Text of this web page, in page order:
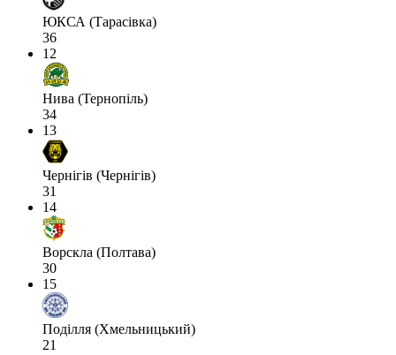
ЮКСА (Тарасівка)
36
12
Нива (Тернопіль)
34
13
Чернігів (Чернігів)
31
14
Ворскла (Полтава)
30
15
Поділля (Хмельницький)
21